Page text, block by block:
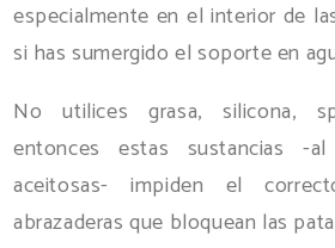
especialmente en el interior de
si has sumergido el soporte en
No utilices grasa, silicona,
entonces estas sustancias -
aceitosas- impiden el
abrazaderas que bloquean las